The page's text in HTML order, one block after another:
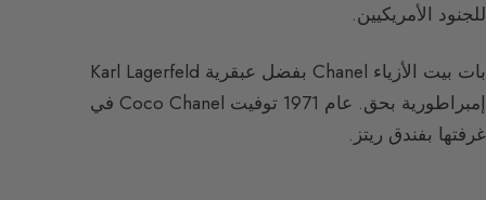
للجنود الأمريكيين.
بات بيت الأزياء Chanel بفضل عبقرية Karl Lagerfeld
إمبراطورية بحق. عام 1971 توفيت Coco Chanel في
غرفتها بفندق ريتز.